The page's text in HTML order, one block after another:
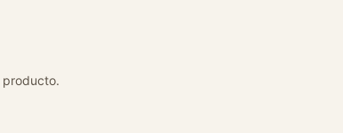
producto.